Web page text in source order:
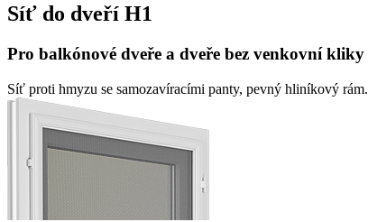
Síť do dveří H1
Pro balkónové dveře a dveře bez venkovní kliky
Síť proti hmyzu se samozavíracími panty, pevný hliníkový rám.